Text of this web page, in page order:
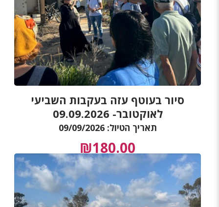
סיור בעוטף עזה בעקבות השביעי
לאוקטובר- 09.09.2026
תאריך הטיול: 09/09/2026
₪180.00